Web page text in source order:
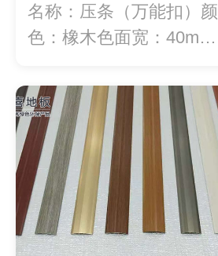
名称：压条（万能扣）颜
色：橡木色面宽：40mm